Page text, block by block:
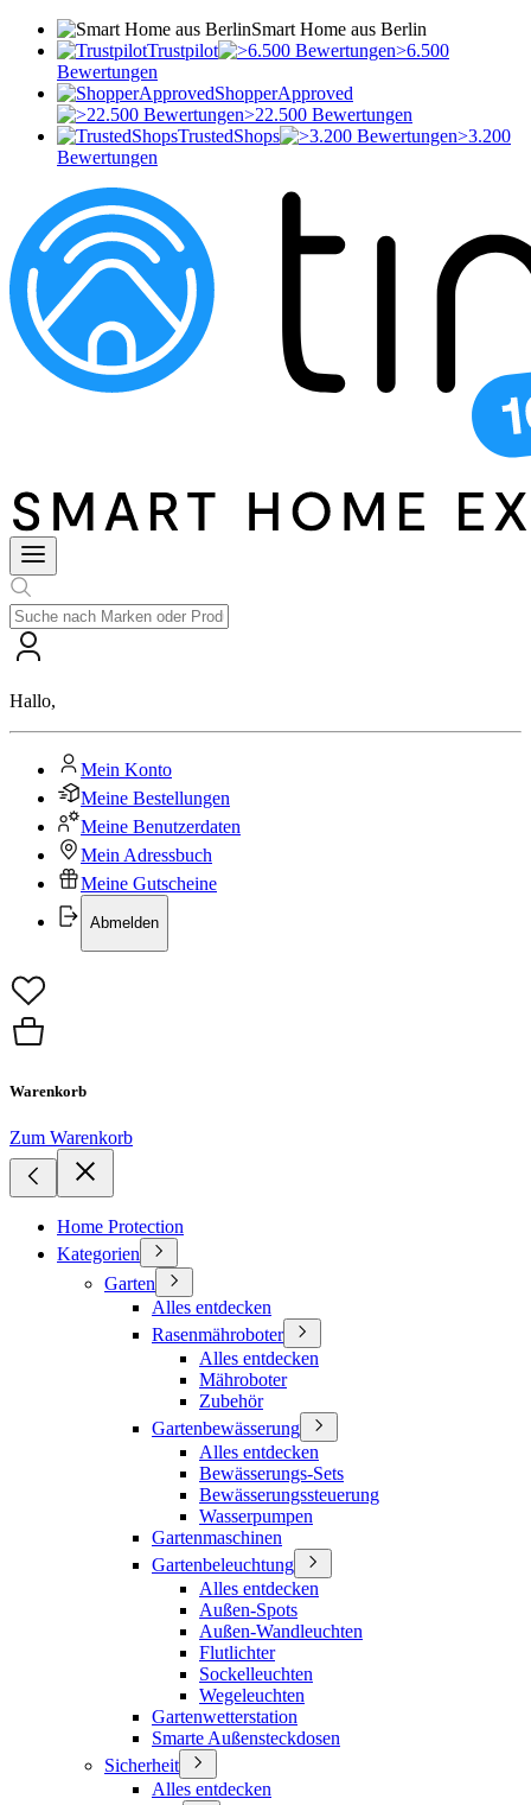
Smart Home aus Berlin
Trustpilot
>6.500
Bewertungen
ShopperApproved
>22.500 Bewertungen
TrustedShops
>3.200
Bewertungen
Hallo,
Mein Konto
Meine Bestellungen
Meine Benutzerdaten
Mein Adressbuch
Meine Gutscheine
Abmelden
Warenkorb
Zum Warenkorb
Home Protection
Kategorien
Garten
Alles entdecken
Rasenmähroboter
Alles entdecken
Mähroboter
Zubehör
Gartenbewässerung
Alles entdecken
Bewässerungs-Sets
Bewässerungssteuerung
Wasserpumpen
Gartenmaschinen
Gartenbeleuchtung
Alles entdecken
Außen-Spots
Außen-Wandleuchten
Flutlichter
Sockelleuchten
Wegeleuchten
Gartenwetterstation
Smarte Außensteckdosen
Sicherheit
Alles entdecken